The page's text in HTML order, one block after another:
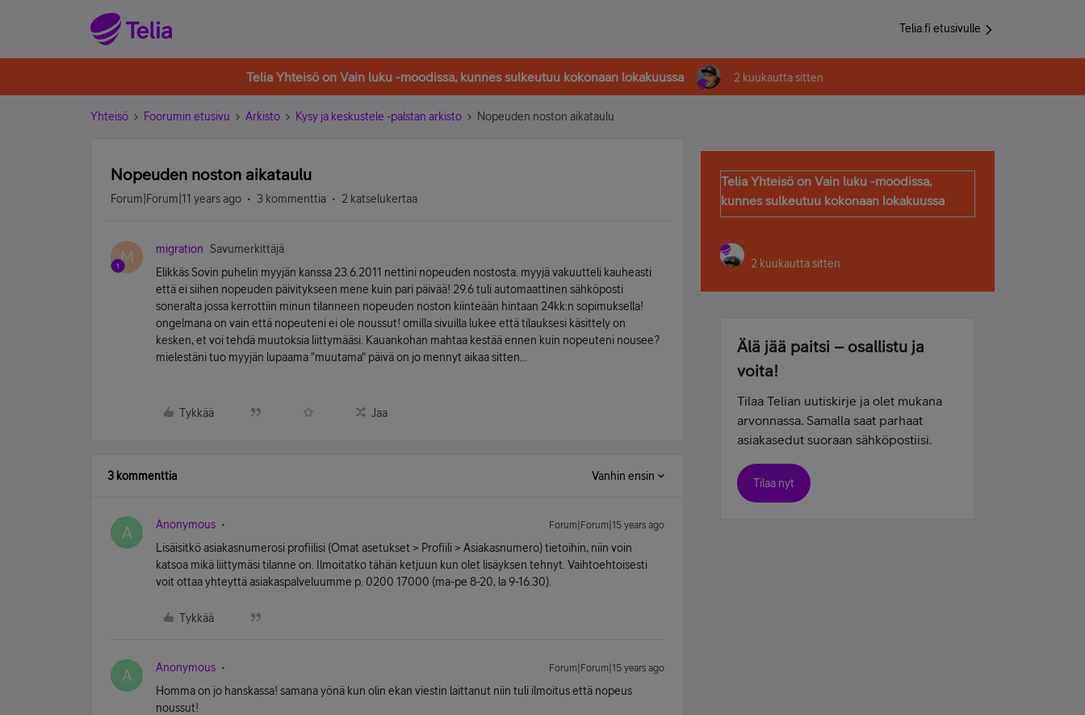
Telia.fi etusivulle
Telia Yhteisö on Vain luku -moodissa, kunnes sulkeutuu kokonaan lokakuussa 2 kuukautta sitten
Yhteisö Foorumin etusivu Arkisto Kysy ja keskustele -palstan arkisto Nopeuden noston aikataulu
Nopeuden noston aikataulu
Forum|Forum|11 years ago 3 kommenttia 2 katselukertaa
M migration
Savumerkittäjä
Elikkäs Sovin puhelin myyjän kanssa 23.6.2011 nettini nopeuden nostosta. myyjä vakuutteli kauheasti
että ei siihen nopeuden päivitykseen mene kuin pari päivää! 29.6 tuli automaattinen sähköposti
soneralta jossa kerrottiin minun tilanneen nopeuden noston kiinteään hintaan 24kk:n sopimuksella!
ongelmana on vain että nopeuteni ei ole noussut! omilla sivuilla lukee että tilauksesi käsittely on
kesken, et voi tehdä muutoksia liittymääsi. Kauankohan mahtaa kestää ennen kuin nopeuteni nousee?
mielestäni tuo myyjän lupaama "muutama" päivä on jo mennyt aikaa sitten...
Tykkää Jaa
3 kommenttia Vanhin ensin
A Anonymous Forum|Forum|15 years ago
Lisäisitkö asiakasnumerosi profiilisi (Omat asetukset > Profiili > Asiakasnumero) tietoihin, niin voin
katsoa mikä liittymäsi tilanne on. Ilmoitatko tähän ketjuun kun olet lisäyksen tehnyt. Vaihtoehtoisesti
voit ottaa yhteyttä asiakaspalveluumme p. 0200 17000 (ma-pe 8-20, la 9-16.30).
Tykkää
A Anonymous Forum|Forum|15 years ago
Homma on jo hanskassa! samana yönä kun olin ekan viestin laittanut niin tuli ilmoitus että nopeus
noussut!
Telia Yhteisö on Vain luku -moodissa,
kunnes sulkeutuu kokonaan lokakuussa
2 kuukautta sitten
Älä jää paitsi – osallistu ja
voita!
Tilaa Telian uutiskirje ja olet mukana
arvonnassa. Samalla saat parhaat
asiakasedut suoraan sähköpostiisi.
Tilaa nyt